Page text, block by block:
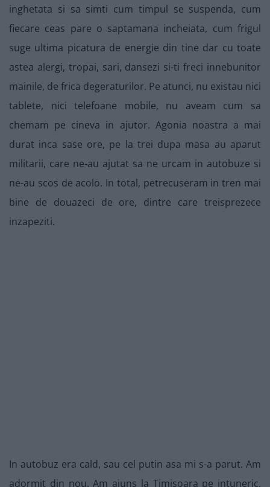
inghetata si sa simti cum timpul se suspenda, cum
fiecare ceas pare o saptamana incheiata, cum frigul
suge ultima picatura de energie din tine dar cu toate
astea alergi, tropai, sari, dansezi si-ti freci innebunitor
mainile, de frica degeraturilor. Pe atunci, nu existau nici
tablete, nici telefoane mobile, nu aveam cum sa
chemam pe cineva in ajutor. Agonia noastra a mai
durat inca sase ore, pe la trei dupa masa au aparut
militarii, care ne-au ajutat sa ne urcam in autobuze si
ne-au scos de acolo. In total, petrecuseram in tren mai
bine de douazeci de ore, dintre care treisprezece
inzapeziti.
In autobuz era cald, sau cel putin asa mi s-a parut. Am
adormit din nou. Am ajuns la Timisoara pe intuneric,